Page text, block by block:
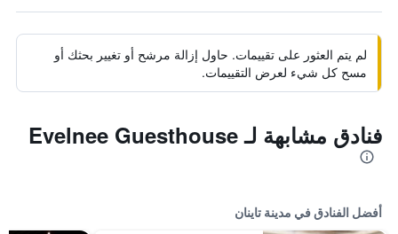
لم يتم العثور على تقييمات. حاول إزالة مرشح أو تغيير بحثك أو
مسح كل شيء لعرض التقييمات.
فنادق مشابهة لـ Evelnee Guesthouse
أفضل الفنادق في مدينة تاينان